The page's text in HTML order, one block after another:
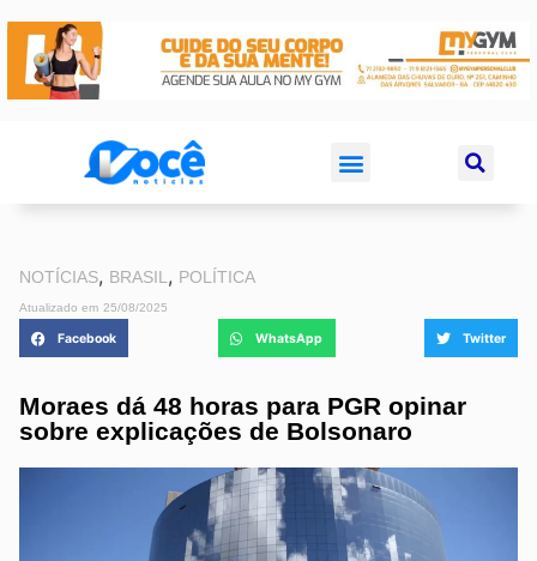
NOTÍCIAS, BRASIL, POLÍTICA
Atualizado em 25/08/2025
Facebook WhatsApp Twitter
Moraes dá 48 horas para PGR opinar
sobre explicações de Bolsonaro